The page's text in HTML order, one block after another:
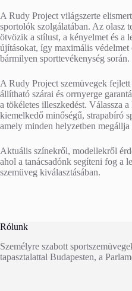
A Rudy Project világszerte
sportolók szolgálatában. Az olasz
ötvözik a stílust, a kényelmet és a
újításokat, így maximális
bármilyen sporttevékenység során.
A Rudy Project szemüvegek fejlett
állítható szárai és orrnyerge
a tökéletes illeszkedést. Válassza
kiemelkedő minőségű, strapabíró
amely minden helyzetben megállja
Aktuális színekről, modellekről
ahol a tanácsadónk segíteni fog a
szemüveg kiválasztásában.
Rólunk
Személyre szabott
tapasztalattal Budapesten, a